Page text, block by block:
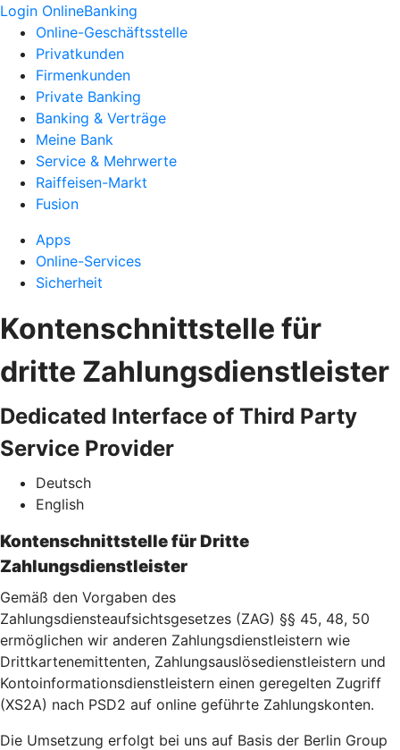
Login OnlineBanking
Online-Geschäftsstelle
Privatkunden
Firmenkunden
Private Banking
Banking & Verträge
Meine Bank
Service & Mehrwerte
Raiffeisen-Markt
Fusion
Apps
Online-Services
Sicherheit
Kontenschnittstelle für
dritte Zahlungsdienstleister
Dedicated Interface of Third Party
Service Provider
Deutsch
English
Kontenschnittstelle für Dritte
Zahlungsdienstleister
Gemäß den Vorgaben des
Zahlungsdiensteaufsichtsgesetzes (ZAG) §§ 45, 48, 50
ermöglichen wir anderen Zahlungsdienstleistern wie
Drittkartenemittenten, Zahlungsauslösedienstleistern und
Kontoinformationsdienstleistern einen geregelten Zugriff
(XS2A) nach PSD2 auf online geführte Zahlungskonten.
Die Umsetzung erfolgt bei uns auf Basis der Berlin Group